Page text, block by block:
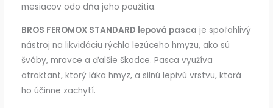
mesiacov odo dňa jeho použitia.
BROS FEROMOX STANDARD lepová pasca je spoľahlivý
nástroj na likvidáciu rýchlo lezúceho hmyzu, ako sú
šváby, mravce a ďalšie škodce. Pasca využíva
atraktant, ktorý láka hmyz, a silnú lepivú vrstvu, ktorá
ho účinne zachytí.